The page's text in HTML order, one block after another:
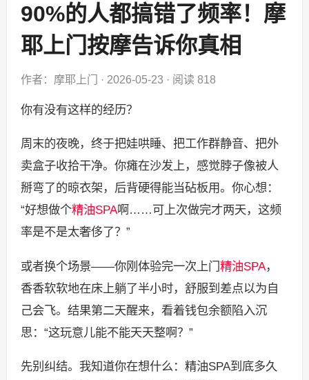
90%的人都搞错了频率！摩
耶上门按摩告诉你真相
作者：摩耶上门 · 2026-05-23 · 阅读 818
你有没有这样的经历？
周末的夜晚，终于把娃哄睡、把工作群静音、把外
卖盒子收拾干净。你瘫在沙发上，感觉脖子像被人
掰弯了的晾衣架，后背硬得能当砧板用。你心想：
“好想做个精油SPA啊……可上次做完才两天，这频
率是不是太奢侈了？”
或者换个场景——你刚体验完一次上门精油SPA，
香香软软地在床上躺了半小时，舒服到差点以为自
己会飞。结果第二天醒来，看着钱包余额陷入沉
思：“这玩意儿能不能天天整啊？”
先别纠结。我知道你在想什么：精油SPA到底多久